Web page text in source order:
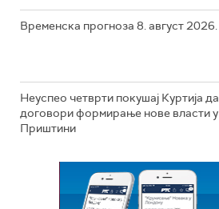
Временска прогноза 8. август 2026.
Неуспео четврти покушај Куртија да
договори формирање нове власти у
Приштини